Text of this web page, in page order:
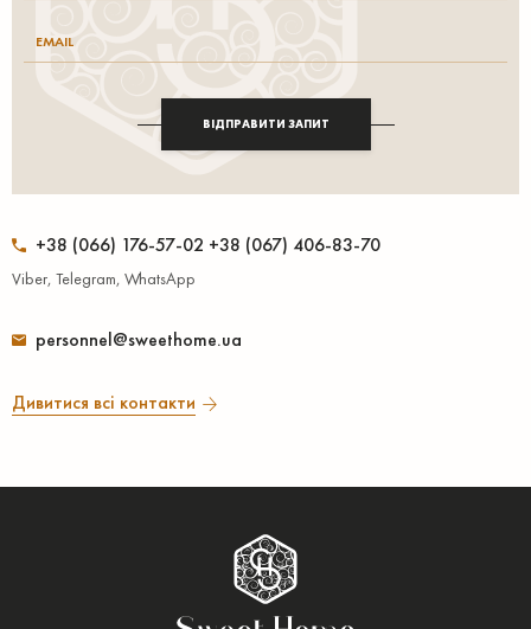
+38 (066) 176-57-02 +38 (067) 406-83-70
Viber, Telegram, WhatsApp
personnel@sweethome.ua
Дивитися всі контакти
ВІДПРАВИТИ ЗАПИТ